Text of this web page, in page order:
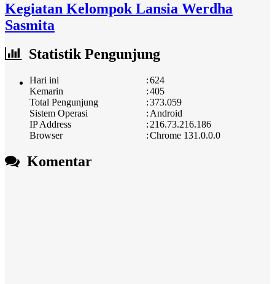
Kegiatan Kelompok Lansia Werdha
Sasmita
Statistik Pengunjung
Hari ini :624
Kemarin
:405
Total Pengunjung
:373.059
Sistem Operasi
: Android
IP Address
: 216.73.216.186
Browser
:Chrome 131.0.0.0
Komentar